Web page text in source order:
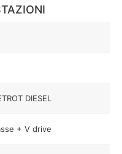
DIESEL
+ V drive